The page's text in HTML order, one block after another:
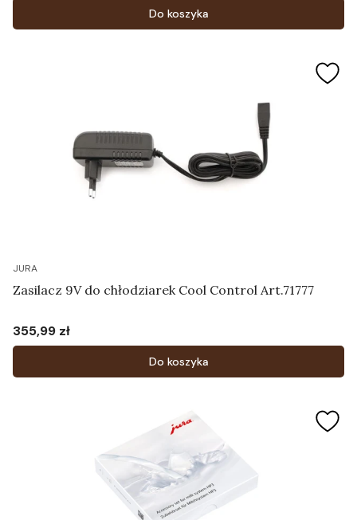
Do koszyka
JURA
Zasilacz 9V do chłodziarek Cool Control Art.71777
Cena
355,99 zł
Do koszyka